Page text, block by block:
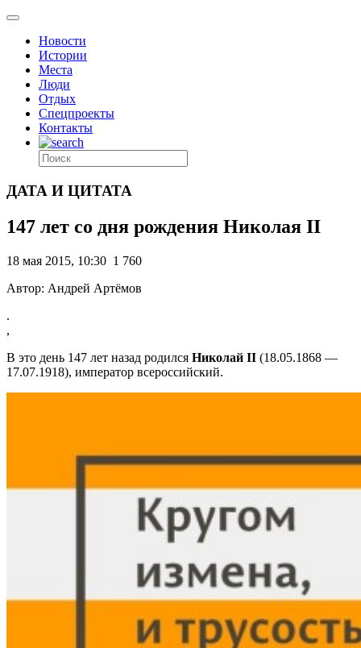
Новости
Истории
Места
Люди
Отдых
Спецпроекты
Контакты
ДАТА И ЦИТАТА
147 лет со дня рождения Николая II
18 мая 2015, 10:30 1 760
Автор: Андрей Артёмов
.
,
В это день 147 лет назад родился Николай II (18.05.1868 —
17.07.1918), император всероссийский.